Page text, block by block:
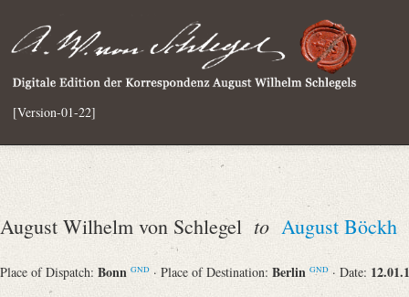
[Version-01-22]
August Wilhelm von Schlegel to August Böckh
Place of Dispatch: Bonn GND · Place of Destination: Berlin GND · Date: